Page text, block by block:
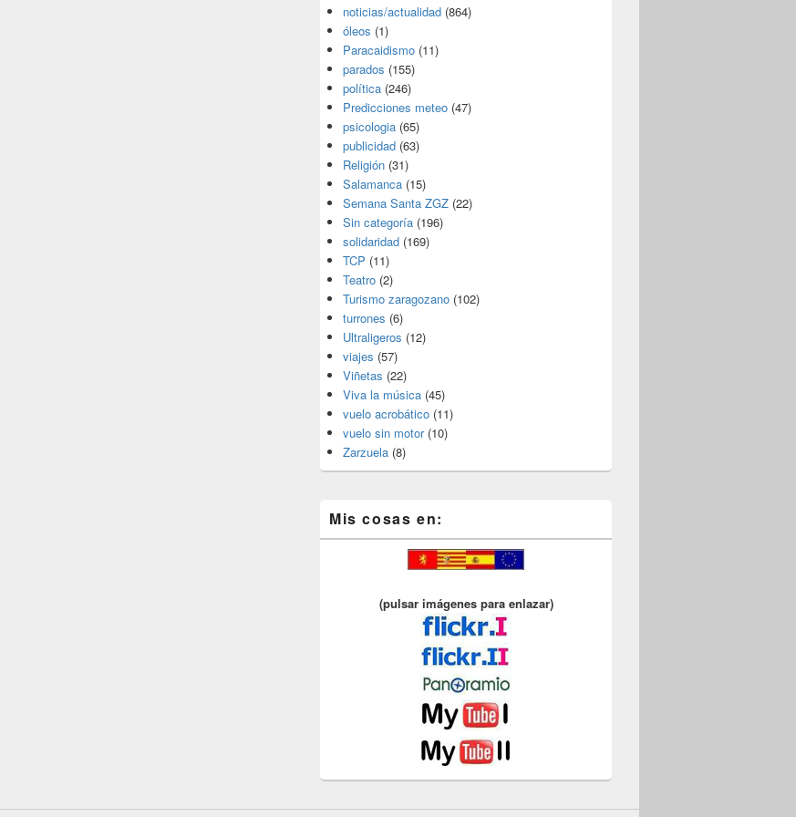
noticias/actualidad (864)
óleos (1)
Paracaidismo (11)
parados (155)
política (246)
Predicciones meteo (47)
psicologia (65)
publicidad (63)
Religión (31)
Salamanca (15)
Semana Santa ZGZ (22)
Sin categoría (196)
solidaridad (169)
TCP (11)
Teatro (2)
Turismo zaragozano (102)
turrones (6)
Ultraligeros (12)
viajes (57)
Viñetas (22)
Viva la música (45)
vuelo acrobático (11)
vuelo sin motor(10)
Zarzuela (8)
Mis cosas en:
(pulsar imágenes para enlazar)